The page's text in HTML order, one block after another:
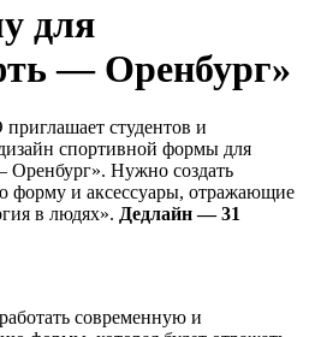
для
— Оренбург»
студентов и
спортивной формы для
Нужно создать
форму и аксессуары, отражающие
в людях». Дедлайн — 31
современную и